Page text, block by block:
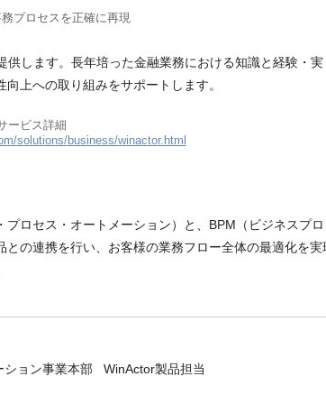
プロセスを正確に再現
します。長年培った金融業務における知識と経験・実
上への取り組みをサポートします。
ービス詳細
solutions/business/winactor.html
ロセス・オートメーション）と、BPM（ビジネスプロ
の連携を行い、お客様の業務フロー全体の最適化を実
ョン事業本部 WinActor製品担当